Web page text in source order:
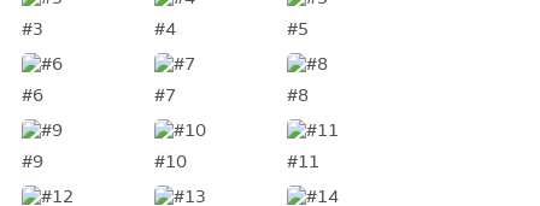
#3 #4 #5
#6 #7 #8
#9 #10 #11